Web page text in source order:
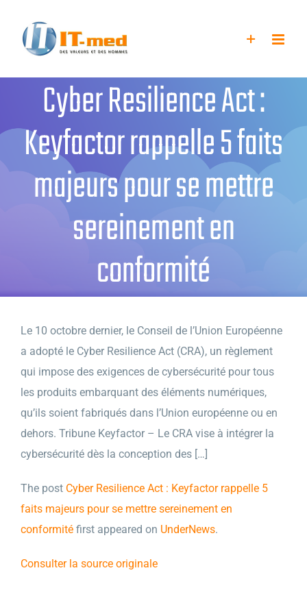
contenu
Cyber Resilience Act :
Keyfactor rappelle 5 faits
majeurs pour se mettre
sereinement en
conformité
Le 10 octobre dernier, le Conseil de l’Union Européenne
a adopté le Cyber Resilience Act (CRA), un règlement
qui impose des exigences de cybersécurité pour tous
les produits embarquant des éléments numériques,
qu’ils soient fabriqués dans l’Union européenne ou en
dehors. Tribune Keyfactor – Le CRA vise à intégrer la
cybersécurité dès la conception des […]
The post Cyber Resilience Act : Keyfactor rappelle 5
faits majeurs pour se mettre sereinement en
conformité first appeared on UnderNews.
Consulter la source originale